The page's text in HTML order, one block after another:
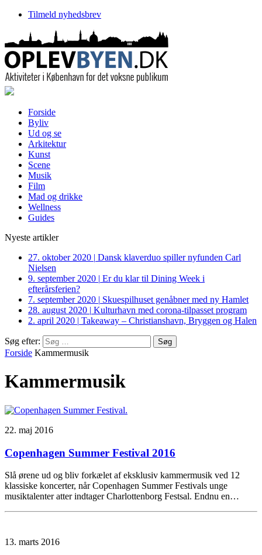
Tilmeld nyhedsbrev
Forside
Byliv
Ud og se
Arkitektur
Kunst
Scene
Musik
Film
Mad og drikke
Wellness
Guides
Nyeste artikler
27. oktober 2020 | Dansk klaverduo spiller nyfunden Carl
Nielsen
9. september 2020 | Er du klar til Dining Week i
efterårsferien?
7. september 2020 | Skuespilhuset genåbner med ny Hamlet
28. august 2020 | Kulturhavn med corona-tilpasset program
2. april 2020 | Takeaway – Christianshavn, Bryggen og Halen
Søg efter:
Forside Kammermusik
Kammermusik
22. maj 2016
Copenhagen Summer Festival 2016
Slå ørene ud og bliv forkælet af eksklusiv kammermusik ved 12
klassiske koncerter, når Copenhagen Summer Festivals unge
musiktalenter atter indtager Charlottenborg Festsal. Endnu en…
13. marts 2016